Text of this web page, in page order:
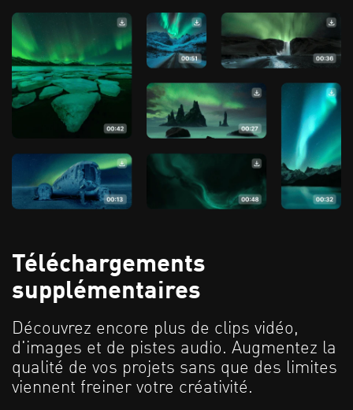
Téléchargements
supplémentaires
Découvrez encore plus de clips vidéo,
d'images et de pistes audio. Augmentez la
qualité de vos projets sans que des limites
viennent freiner votre créativité.